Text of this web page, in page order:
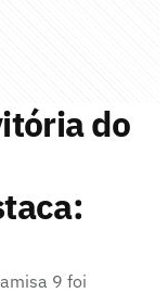
do
9 foi